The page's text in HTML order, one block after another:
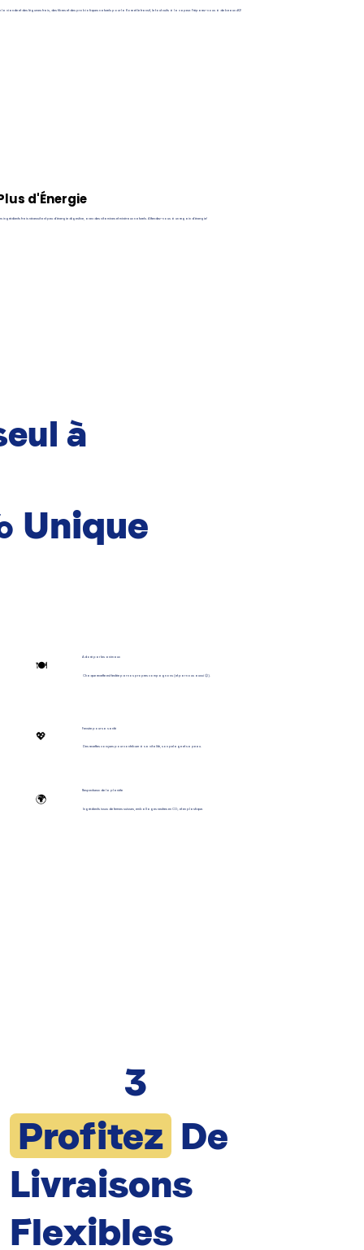
la viande et des légumes frais, des fibres et des probiotiques naturels pour la flore et le transit, le tout cuits à la vapeur. Préparez-vous à de beaux #2!
d'Énergie
ingrédients frais nécessitant peu d'énergie digestive, avec des vitamines et minéraux naturels. Attendez-vous à un regain d'énergie!
à
Unique
💖
Pensée pour sa santé
Des recettes conçues pour contribuer à sa vitalité, son pelage et sa peau.
🌍
Respectueux de la planète
Ingrédients issus de fermes suisses, emballages neutres en CO₂ et en plastique.
🍽️
Adoré par les animaux
Chaque recette est testée par nos propres compagnons (et par nous aussi 😉).
Profitez De
Livraisons
Flexibles
3